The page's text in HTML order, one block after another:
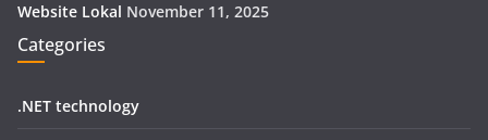
Website Lokal November 11, 2025
Categories
.NET technology